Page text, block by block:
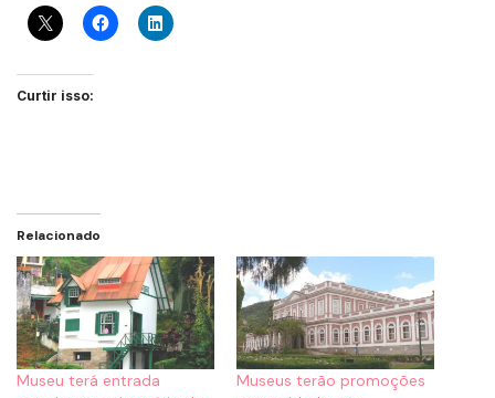
Curtir isso:
Relacionado
Museu terá entrada
Museus terão promoções